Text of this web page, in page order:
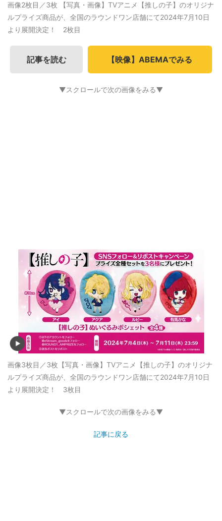
画像2枚目／3枚 【写真・画像】TVアニメ【推しの子】のオリジナ
ルプライズ商品が、全国のラウンドワン店舗にて2024年7月10日
より展開決定！ 2枚目
記事を読む 【映像】ABEMAでみる
▼スクロールで次の画像をみる▼
画像3枚目／3枚 【写真・画像】TVアニメ【推しの子】のオリジナ
ルプライズ商品が、全国のラウンドワン店舗にて2024年7月10日
より展開決定！ 3枚目
▼スクロールで次の画像をみる▼
記事に戻る